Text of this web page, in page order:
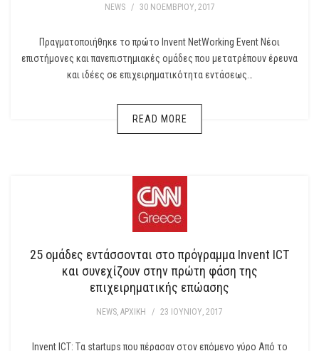
NEWS / 30 ΝΟΕΜΒΡΊΟΥ, 2017
Πραγματοποιήθηκε το πρώτο Invent NetWorking Event Νέοι
επιστήμονες και πανεπιστημιακές ομάδες που μετατρέπουν έρευνα
και ιδέες σε επιχειρηματικότητα εντάσεως…
READ MORE
25 ομάδες εντάσσονται στο πρόγραμμα Invent ICT
και συνεχίζουν στην πρώτη φάση της
επιχειρηματικής επώασης
NEWS, ΑΡΧΙΚΉ / 23 ΙΟΥΝΊΟΥ, 2017
Invent ICT: Tα startups που πέρασαν στον επόμενο γύρο Από το